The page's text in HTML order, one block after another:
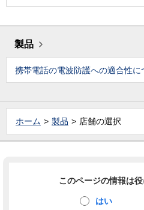
製品
携帯電話の電波防護への適合性に
ホーム 製品 店舗の選択
このページの情報は
はい